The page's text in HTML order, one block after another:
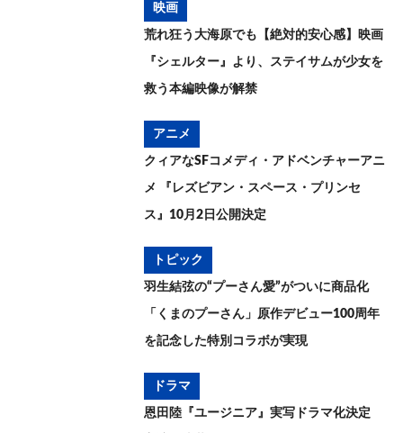
映画
荒れ狂う大海原でも【絶対的安心感】映画
『シェルター』より、ステイサムが少女を
救う本編映像が解禁
アニメ
クィアなSFコメディ・アドベンチャーアニ
メ 『レズビアン・スペース・プリンセ
ス』10月2日公開決定
トピック
羽生結弦の“プーさん愛”がついに商品化
「くまのプーさん」原作デビュー100周年
を記念した特別コラボが実現
ドラマ
恩田陸『ユージニア』実写ドラマ化決定